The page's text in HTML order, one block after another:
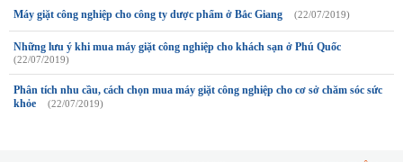
Máy giặt công nghiệp cho công ty dược phẩm ở Bắc Giang (22/07/2019)
Những lưu ý khi mua máy giặt công nghiệp cho khách sạn ở Phú Quốc
(22/07/2019)
Phân tích nhu cầu, cách chọn mua máy giặt công nghiệp cho cơ sở chăm sóc sức
khỏe
(22/07/2019)